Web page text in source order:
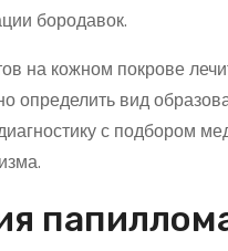
бородавок.
на кожном покрове
определить вид
с подбором